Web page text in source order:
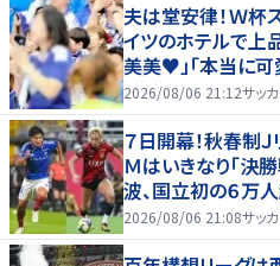
夫は堂安律！Ｗ杯
イツのホテルで上
美美♥」「本当に
2026/08/06 21:12サッ
７日開幕！秋春制
Ｍはいきなり「決
波、国立初の６万
2026/08/06 21:08サッ